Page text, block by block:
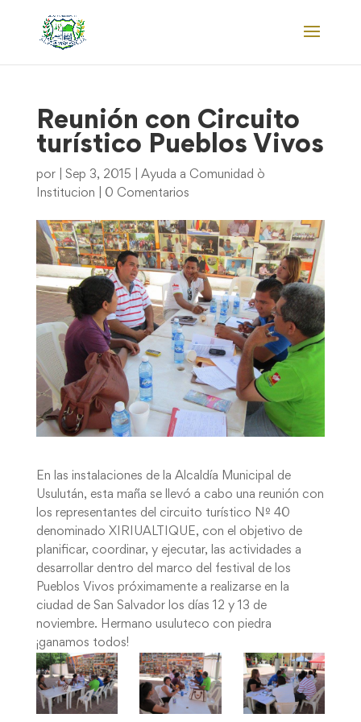
Reunión con Circuito
turístico Pueblos Vivos
por Sep 3, 2015
Ayuda a Comunidad ò
Institucion
0 Comentarios
En las instalaciones de la Alcaldía Municipal de
Usulután, esta maña se llevó a cabo una reunión con
los representantes del circuito turístico Nº 40
denominado XIRIUALTIQUE, con el objetivo de
planificar, coordinar, y ejecutar, las actividades a
desarrollar dentro del marco del festival de los
Pueblos Vivos próximamente a realizarse en la
ciudad de San Salvador los días 12 y 13 de
noviembre. Hermano usuluteco con piedra
¡ganamos todos!